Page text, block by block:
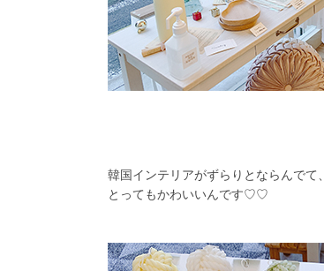
韓国インテリアがずらりとならんでて、
とってもかわいいんです♡♡